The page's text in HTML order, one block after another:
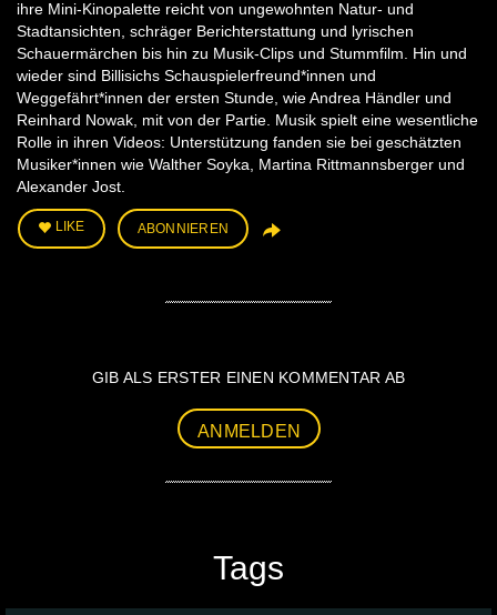
ihre Mini-Kinopalette reicht von ungewohnten Natur- und
Stadtansichten, schräger Berichterstattung und lyrischen
Schauermärchen bis hin zu Musik-Clips und Stummfilm. Hin und
wieder sind Billisichs Schauspielerfreund*innen und
Weggefährt*innen der ersten Stunde, wie Andrea Händler und
Reinhard Nowak, mit von der Partie. Musik spielt eine wesentliche
Rolle in ihren Videos: Unterstützung fanden sie bei geschätzten
Musiker*innen wie Walther Soyka, Martina Rittmannsberger und
Alexander Jost.
LIKE ABONNIEREN
GIB ALS ERSTER EINEN KOMMENTAR AB
ANMELDEN
Tags